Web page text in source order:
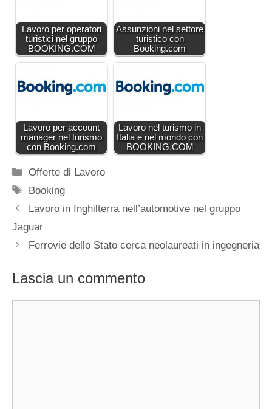
Lavoro per operatori
turistici nel gruppo
BOOKING.COM
Assunzioni nel settore
turistico con
Booking.com
Lavoro per account
manager nel turismo
con Booking.com
Lavoro nel turismo in
Italia e nel mondo con
BOOKING.COM
Categorie
Offerte di Lavoro
Tag
Booking
Lavoro in Inghilterra nell’automotive nel gruppo
Jaguar
Ferrovie dello Stato cerca neolaureati in ingegneria
Lascia un commento